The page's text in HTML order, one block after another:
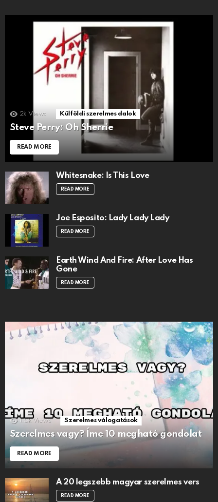
2k Views Külföldi szerelmes dalok
Steve Perry: Oh Sherrie
READ MORE
Whitesnake: Is This Love
READ MORE
Joe Esposito: Lady Lady Lady
READ MORE
Earth Wind And Fire: After Love Has
Gone
READ MORE
1.5k Views Szerelmes válogatások
Szerelmes vagy? Íme 10 megható gondolat
READ MORE
A 20 legszebb magyar szerelmes vers
READ MORE